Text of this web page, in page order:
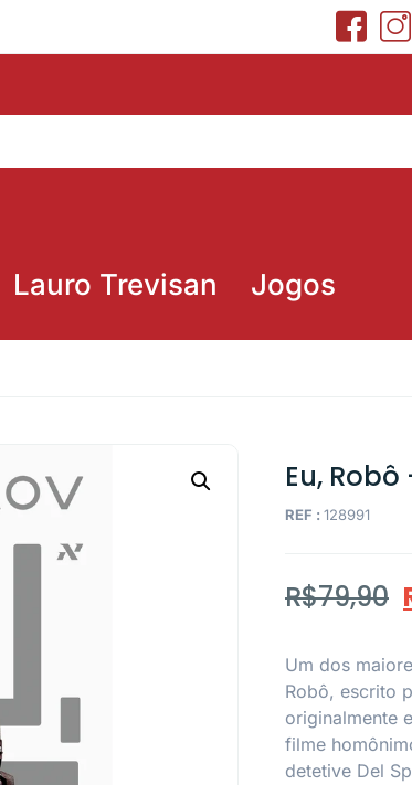
Lauro Trevisan Jogos
Eu,
REF : 128991
R$79,90
Um dos
Robô, escrito
originalmente
filme
detetive Del